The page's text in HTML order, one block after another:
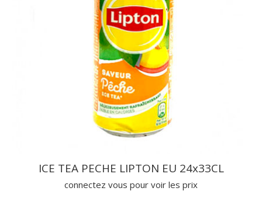
ICE TEA PECHE LIPTON EU 24x33CL
connectez vous pour voir les prix